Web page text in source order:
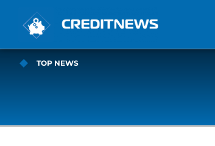
TOP NEWS